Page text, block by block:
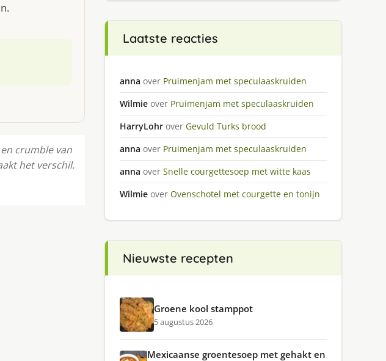
crumble van
het verschil.
Laatste reacties
anna over Pruimenjam met speculaaskruiden
Wilmie over Pruimenjam met speculaaskruiden
HarryLohr over Gevuld Turks brood
anna over Pruimenjam met speculaaskruiden
anna over Snelle courgettesoep met witte kaas
Wilmie over Ovenschotel met courgette en tonijn
Nieuwste recepten
Groene kool stamppot
5 augustus 2026
Mexicaanse groentesoep met gehakt en